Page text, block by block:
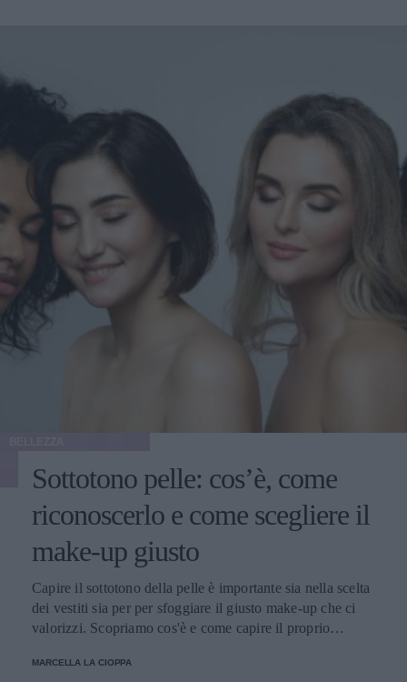
Sottotono pelle: cos’è, come
riconoscerlo e come scegliere il
make-up giusto
Capire il sottotono della pelle è importante sia nella scelta
dei vestiti sia per per sfoggiare il giusto make-up che ci
valorizzi. Scopriamo cos'è e come capire il proprio
MARCELLA LA CIOPPA